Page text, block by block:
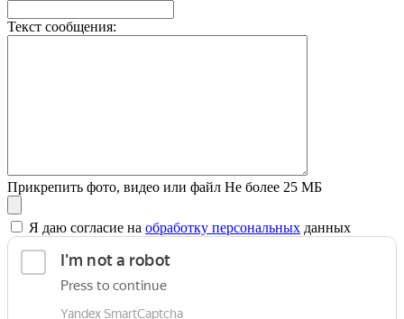
Текст сообщения:
Прикрепить фото, видео или файл Не более 25 МБ
Я даю согласие на обработку персональных данных